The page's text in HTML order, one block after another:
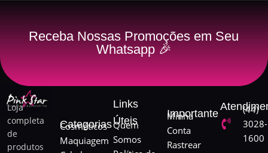
Receba Nossas Promoções em Seu
Whatsapp 🎉
Loja
completa
de
produtos
Categorias
Cosméticos
Maquiagem
Links
Úteis
Quem
Somos
Importante
Minha
Conta
Rastrear
(44)
3028-
1600